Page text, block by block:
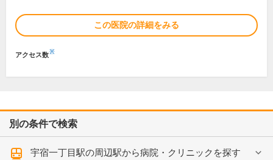
この医院の詳細をみる
アクセス数※
別の条件で検索
宇宿一丁目駅の周辺駅から病院・クリニックを探す